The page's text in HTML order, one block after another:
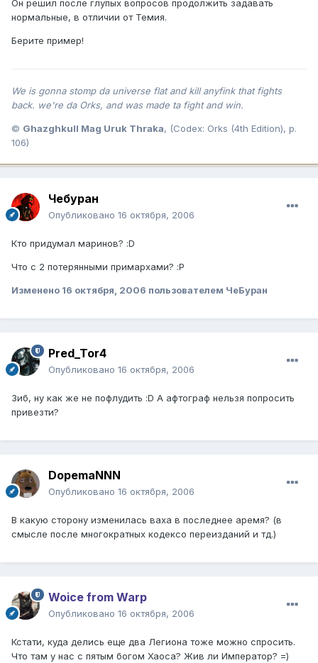
Он решил после глупых вопросов продолжить задавать
нормальные, в отличии от Темия.
Берите пример!
We is gonna stomp da universe flat and kill anyfink that fights
back. we're da Orks, and was made ta fight and win.
© Ghazghkull Mag Uruk Thraka, (Codex: Orks (4th Edition), p.
106)
Чебуран
Опубликовано 16 октября, 2006
Кто придумал маринов? :D
Что с 2 потерянными примархами? :P
Изменено 16 октября, 2006 пользователем ЧеБуран
Pred_Tor4
Опубликовано 16 октября, 2006
Зиб, ну как же не пофлудить :D А афтограф нельзя попросить
привезти?
DopemaNNN
Опубликовано 16 октября, 2006
В какую сторону изменилась ваха в последнее аремя? (в
смысле после многократных кодексо переизданий и тд.)
Woice from Warp
Опубликовано 16 октября, 2006
Кстати, куда делись еще два Легиона тоже можно спросить.
Что там у нас с пятым богом Хаоса? Жив ли Император? =)